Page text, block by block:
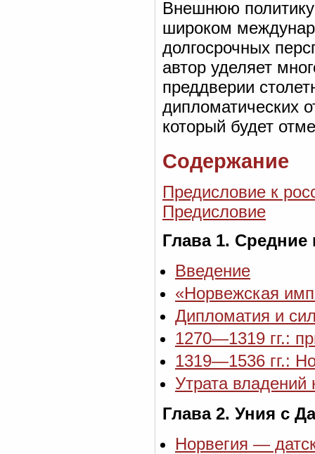
Внешнюю политику
широком
долгосрочных
автор уделяет
преддверии
дипломатических
который будет
Содержание
Предисловие к
Предисловие
Глава 1. Средние
Введение
«Норвежская
Дипломатия и
1270—1319 гг.:
1319—1536 гг.:
Утрата владений
Глава 2. Уния с
Норвегия —